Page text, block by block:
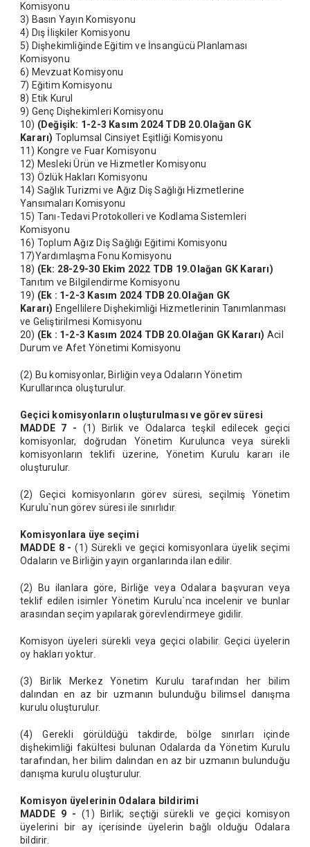
Komisyonu
3) Basın Yayın Komisyonu
4) Dış İlişkiler Komisyonu
5) Dişhekimliğinde Eğitim ve İnsangücü Planlaması
Komisyonu
6) Mevzuat Komisyonu
7) Eğitim Komisyonu
8) Etik Kurul
9) Genç Dişhekimleri Komisyonu
10) (Değişik: 1-2-3 Kasım 2024 TDB 20.Olağan GK
Kararı) Toplumsal Cinsiyet Eşitliği Komisyonu
11) Kongre ve Fuar Komisyonu
12) Mesleki Ürün ve Hizmetler Komisyonu
13) Özlük Hakları Komisyonu
14) Sağlık Turizmi ve Ağız Diş Sağlığı Hizmetlerine
Yansımaları Komisyonu
15) Tanı-Tedavi Protokolleri ve Kodlama Sistemleri
Komisyonu
16) Toplum Ağız Diş Sağlığı Eğitimi Komisyonu
17)Yardımlaşma Fonu Komisyonu
18) (Ek: 28-29-30 Ekim 2022 TDB 19.Olağan GK Kararı)
Tanıtım ve Bilgilendirme Komisyonu
19) (Ek : 1-2-3 Kasım 2024 TDB 20.Olağan GK
Kararı) Engellilere Dişhekimliği Hizmetlerinin Tanımlanması
ve Geliştirilmesi Komisyonu
20) (Ek : 1-2-3 Kasım 2024 TDB 20.Olağan GK Kararı) Acil
Durum ve Afet Yönetimi Komisyonu
(2) Bu komisyonlar, Birliğin veya Odaların Yönetim
Kurullarınca oluşturulur.
Geçici komisyonların oluşturulması ve görev süresi
MADDE 7 - (1) Birlik ve Odalarca teşkil edilecek geçici
komisyonlar, doğrudan Yönetim Kurulunca veya sürekli
komisyonların teklifi üzerine, Yönetim Kurulu kararı ile
oluşturulur.
(2) Geçici komisyonların görev süresi, seçilmiş Yönetim
Kurulu`nun görev süresi ile sınırlıdır.
Komisyonlara üye seçimi
MADDE 8 - (1) Sürekli ve geçici komisyonlara üyelik seçimi
Odaların ve Birliğin yayın organlarında ilan edilir.
(2) Bu ilanlara göre, Birliğe veya Odalara başvuran veya
teklif edilen isimler Yönetim Kurulu`nca incelenir ve bunlar
arasından seçim yapılarak görevlendirmeye gidilir.
Komisyon üyeleri sürekli veya geçici olabilir. Geçici üyelerin
oy hakları yoktur.
(3) Birlik Merkez Yönetim Kurulu tarafından her bilim
dalından en az bir uzmanın bulunduğu bilimsel danışma
kurulu oluşturulur.
(4) Gerekli görüldüğü takdirde, bölge sınırları içinde
dişhekimliği fakültesi bulunan Odalarda da Yönetim Kurulu
tarafından, her bilim dalından en az bir uzmanın bulunduğu
danışma kurulu oluşturulur.
Komisyon üyelerinin Odalara bildirimi
MADDE 9 - (1) Birlik; seçtiği sürekli ve geçici komisyon
üyelerini bir ay içerisinde üyelerin bağlı olduğu Odalara
bildirir.